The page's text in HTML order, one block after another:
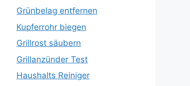
Grünbelag entfernen
Kupferrohr biegen
Grillrost säubern
Grillanzünder Test
Haushalts Reiniger